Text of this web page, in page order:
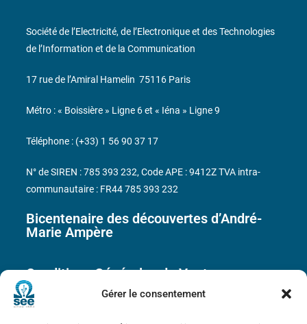
Gérer le consentement
Bicentenaire des découvertes d’André-
Marie Ampère
Conditions Générales de Vente
Société de l’Electricité, de l’Electronique et des Technologies
de l’Information et de la Communication
17 rue de l’Amiral Hamelin 75116 Paris
Métro : « Boissière » Ligne 6 et « Iéna » Ligne 9
Téléphone : (+33) 1 56 90 37 17
N° de SIREN : 785 393 232, Code APE : 9412Z TVA intra-
communautaire : FR44 785 393 232